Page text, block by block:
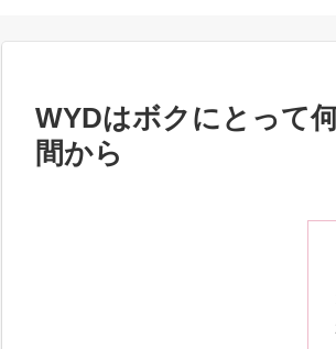
WYDはボクにとって
間から